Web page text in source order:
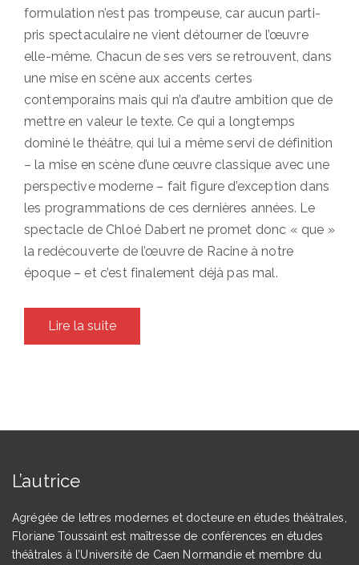
formulation n’est pas trompeuse, car aucun parti-
pris spectaculaire ne vient détourner de l’œuvre
elle-même. Chacun de ses vers se retrouvent, dans
une mise en scène aux accents certes
contemporains mais qui n’a d’autre ambition que de
mettre en valeur le texte. Ce qui a longtemps
dominé le théâtre, qui lui a même servi de définition
– la mise en scène d’une œuvre classique avec une
perspective moderne – fait figure d’exception dans
les programmations de ces dernières années. Le
spectacle de Chloé Dabert ne promet donc « que »
la redécouverte de l’œuvre de Racine à notre
époque – et c’est finalement déjà pas mal.
Lire la suite
L’autrice
Agrégée de lettres modernes et docteure en études théâtrales,
Floriane Toussaint est maîtresse de conférences en études
théâtrales à l’Université de Caen Normandie et membre du